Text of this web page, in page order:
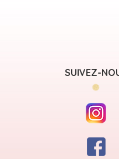
SUIVEZ-